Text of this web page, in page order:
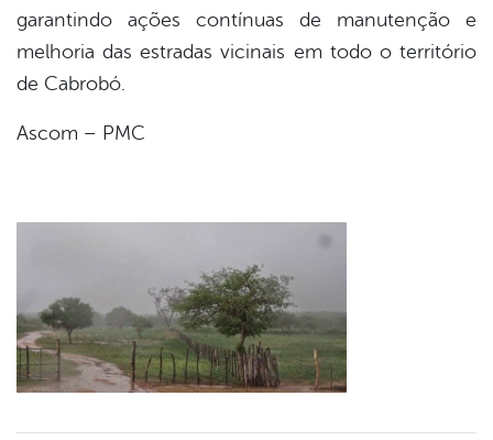
garantindo ações contínuas de manutenção e
melhoria das estradas vicinais em todo o território
de Cabrobó.
Ascom – PMC